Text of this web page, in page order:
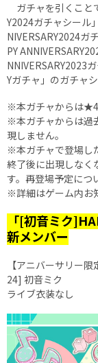
ガチャを引くこと
Y2024ガチャシール
NIVERSARY2024ガ
PY
NNIVERSARY2023
Yガチャ」のガチャ
※本ガチャからは★4
※本ガチャからは過
現しません。
※本ガチャで登場し
終了後に出現しなく
す。再登場予定につ
※詳細はゲーム内お
「[初音ミク
新メンバー
【アニバーサリー
24] 初音ミク
ライブ衣装なし